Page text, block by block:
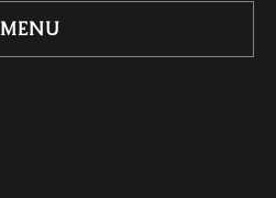
MENU